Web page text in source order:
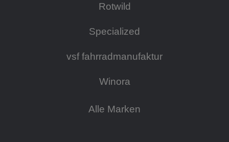
Rotwild
Specialized
vsf fahrradmanufaktur
Winora
Alle Marken